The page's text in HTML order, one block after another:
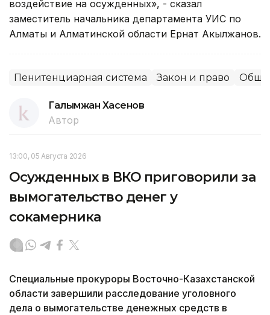
воздействие на осужденных», - сказал
заместитель начальника департамента УИС по
Алматы и Алматинской области Ернат Акылжанов.
Пенитенциарная система Закон и право
Галымжан Хасенов
Автор
13:00, 05 Августа 2026
Осужденных в ВКО приговорили за
вымогательство денег у
сокамерника
Специальные прокуроры Восточно-Казахстанской
области завершили расследование уголовного
дела о вымогательстве денежных средств в